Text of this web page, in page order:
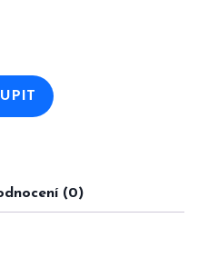
Kč.
(0)